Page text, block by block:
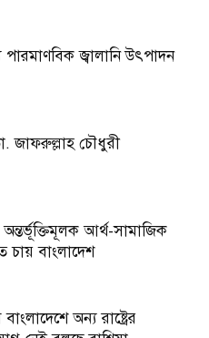
জ্বালানি উৎপাদন
জাফরুল্লাহ চৌধুরী
আর্থ-সামাজিক
চায় বাংলাদেশ
বাংলাদেশে অন্য রাষ্ট্রের